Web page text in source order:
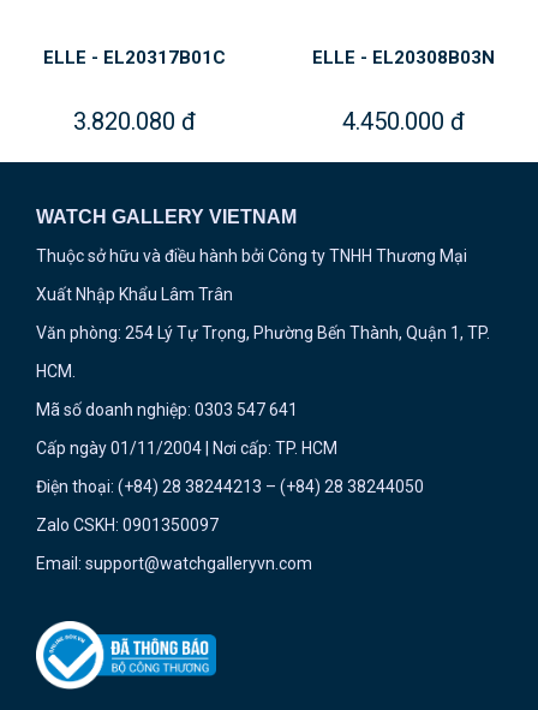
ELLE - EL20317B01C
3.820.080 đ
ELLE - EL20308B03N
4.450.000 đ
WATCH GALLERY VIETNAM
Thuộc sở hữu và điều hành bởi Công ty TNHH Thương Mại
Xuất Nhập Khẩu Lâm Trân
Văn phòng: 254 Lý Tự Trọng, Phường Bến Thành, Quận 1, TP.
HCM.
Mã số doanh nghiệp: 0303 547 641
Cấp ngày 01/11/2004 | Nơi cấp: TP. HCM
Điện thoại: (+84) 28 38244213 – (+84) 28 38244050
Zalo CSKH: 0901350097
Email: support@watchgalleryvn.com